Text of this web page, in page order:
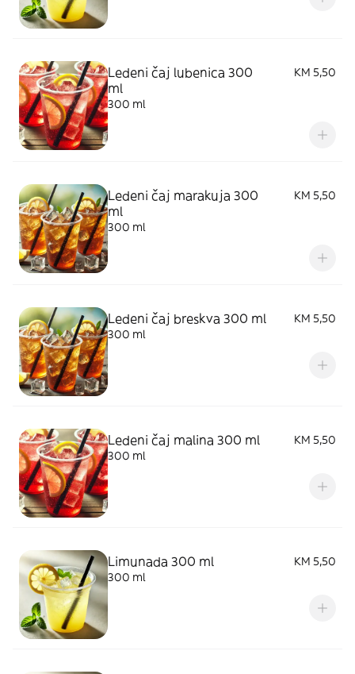
Ledeni čaj lubenica 300
ml
KM 5,50
300 ml
Ledeni čaj marakuja 300
ml
KM 5,50
300 ml
Ledeni čaj breskva 300 ml
KM 5,50
300 ml
Ledeni čaj malina 300 ml
KM 5,50
300 ml
Limunada 300 ml
KM 5,50
300 ml